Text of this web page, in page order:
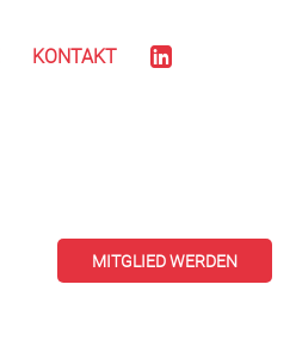
KONTAKT
MITGLIED WERDEN